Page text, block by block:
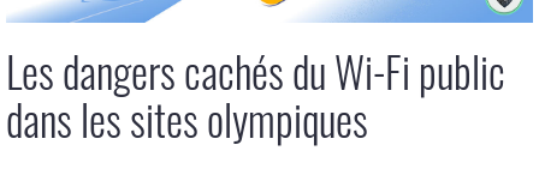
Les dangers cachés du Wi-Fi public
dans les sites olympiques